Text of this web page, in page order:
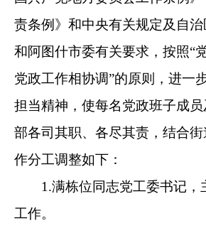
1.满栋位同志党工委书记，主持党
2.阿不都沙拉木·艾米力同志党工
兼任办事处主任，主持办事处全面工
计工作。
3.哈德尔·艾拜同志党工委委员，兼
委主任，主持人大工委全面工作。负责
境、科技、体育、城市建设、生态环
广播电视、林（河）长制、工程机械等